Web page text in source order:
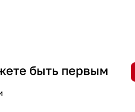
быть первым